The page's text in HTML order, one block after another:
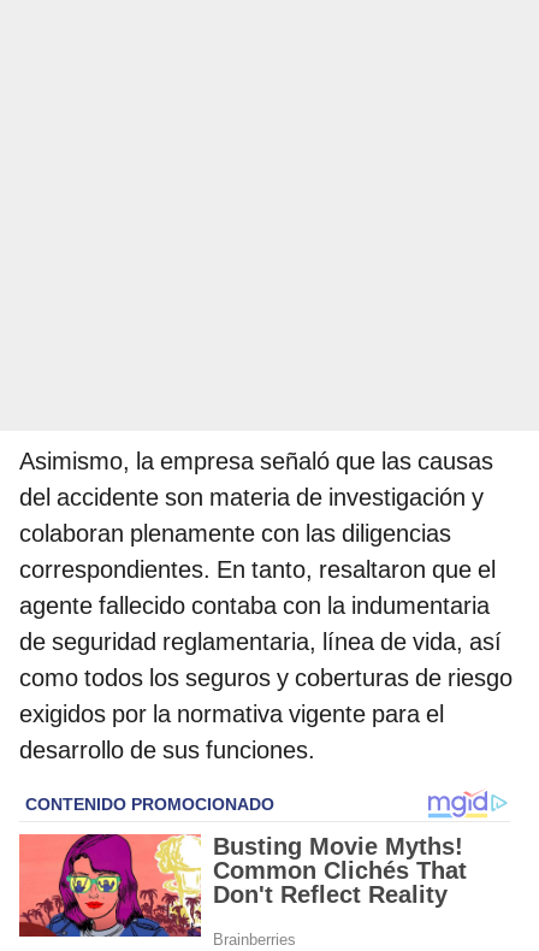
Asimismo, la empresa señaló que las causas
del accidente son materia de investigación y
colaboran plenamente con las diligencias
correspondientes. En tanto, resaltaron que el
agente fallecido contaba con la indumentaria
de seguridad reglamentaria, línea de vida, así
como todos los seguros y coberturas de riesgo
exigidos por la normativa vigente para el
desarrollo de sus funciones.